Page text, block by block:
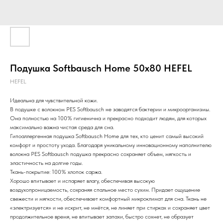
Подушка Softbausch Home 50х80 HEFEL
HEFEL
Идеальна для чувствительной кожи.
В подушке с волокном PES Softbausch не заводятся бактерии и микроорганизмы.
Она полностью на 100% гигиенична и прекрасно подходит людям, для которых
максимально важна чистая среда для сна.
Гипоаллергенная подушка Softbausch Home для тех, кто ценит самый высокий
комфорт и простоту ухода. Благодаря уникальному инновационному наполнителю
волокна PES Softbausch подушка прекрасно сохраняет объем, мягкость и
эластичность на долгие годы.
Ткань-покрытие: 100% хлопок саржа.
Хорошо впитывает и испаряет влагу, обеспечивая высокую
воздухопроницаемость, сохраняя спальное место сухим. Придает ощущение
свежести и мягкости, обеспечивает комфортный микроклимат для сна. Ткань не
«электризуется» и не искрит, не мнётся, не линяет при стирках и сохраняет цвет
продолжительное время, не впитывает запахи, быстро сохнет, не образует